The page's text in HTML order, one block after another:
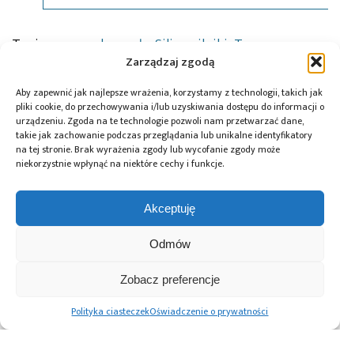
Zarządzaj zgodą
Aby zapewnić jak najlepsze wrażenia, korzystamy z technologii, takich jak
pliki cookie, do przechowywania i/lub uzyskiwania dostępu do informacji o
urządzeniu. Zgoda na te technologie pozwoli nam przetwarzać dane,
takie jak zachowanie podczas przeglądania lub unikalne identyfikatory
na tej stronie. Brak wyrażenia zgody lub wycofanie zgody może
niekorzystnie wpłynąć na niektóre cechy i funkcje.
Akceptuję
Odmów
Zobacz preferencje
Polityka ciasteczekOświadczenie o prywatności
Tagi: podzespoły Silica silniki Texas
Przeczytaj również:
Polska bez
ekosystemie
DigiKey i Shawn
Hymel: webinaria
z wykorzystaniem
robotów Balance
Bots
AI Act: Nowy
oznaczania treści
generowanych
przez AI